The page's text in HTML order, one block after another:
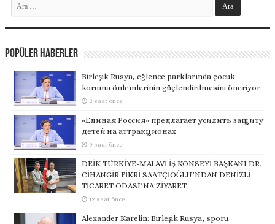
Popüler Haberler
Birleşik Rusya, eğlence parklarında çocuk
koruma önlemlerinin güçlendirilmesini öneriyor
2 saat önce
«Единая Россия» предлагает усилить защиту
детей на аттракционах
9 saat önce
DEİK TÜRKİYE-MALAVİ İŞ KONSEYİ BAŞKANI DR.
CİHANGİR FİKRİ SAATÇİOĞLU’NDAN DENİZLİ
TİCARET ODASI’NA ZİYARET
12 saat önce
Alexander Karelin: Birleşik Rusya, sporu